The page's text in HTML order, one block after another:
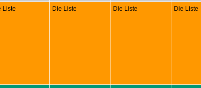
Liste Die Liste Die Liste Die Liste